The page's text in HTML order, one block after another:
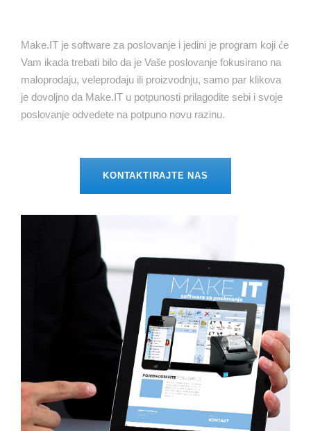
Make.IT je software za poslovanje i jedini je program koji će
Vam ikada trebati bilo da je Vaše poslovanje fokusirano na
maloprodaju, veleprodaju ili proizvodnju, samo par klikova
je dovoljno da Make.IT u potpunosti prilagodite sebi i svoje
poslovanje odvedete na potpuno novu razinu.
KONTAKTIRAJTE NAS